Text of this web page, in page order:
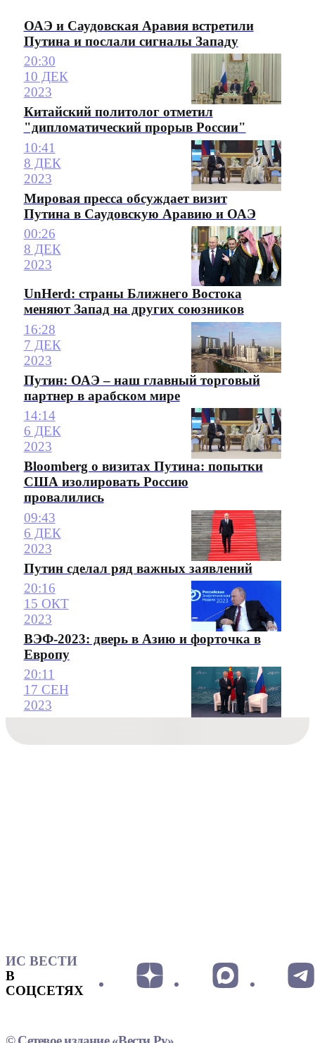
ОАЭ и Саудовская Аравия встретили
Путина и послали сигналы Западу
20:30
10 ДЕК
2023
Китайский политолог отметил
"дипломатический прорыв России"
10:41
8 ДЕК
2023
Мировая пресса обсуждает визит
Путина в Саудовскую Аравию и ОАЭ
00:26
8 ДЕК
2023
UnHerd: страны Ближнего Востока
меняют Запад на других союзников
16:28
7 ДЕК
2023
Путин: ОАЭ – наш главный торговый
партнер в арабском мире
14:14
6 ДЕК
2023
Bloomberg о визитах Путина: попытки
США изолировать Россию
провалились
09:43
6 ДЕК
2023
Путин сделал ряд важных заявлений
20:16
15 ОКТ
2023
ВЭФ-2023: дверь в Азию и форточка в
Европу
20:11
17 СЕН
2023
ИС ВЕСТИ
В
СОЦСЕТЯХ